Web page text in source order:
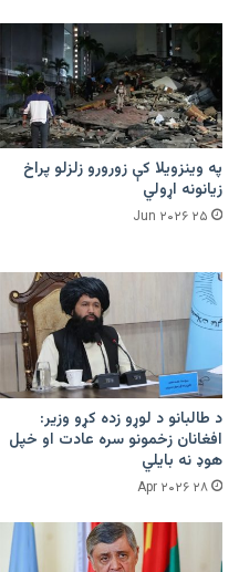
په وینزویلا کې زورورو زلزلو پراخ
زیانونه اړولي
۲۵ Jun ۲۰۲۶
د طالبانو د لوړو زده کړو وزیر:
افغانان زخمونو سره عادت او خپل
هوډ نه بایلي
۲۸ Apr ۲۰۲۶